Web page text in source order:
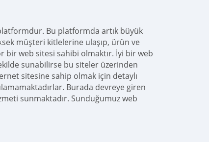
Bu platformda artık büyük
müşteri kitlelerine ulaşıp, ürün ve
web sitesi sahibi olmaktır. İyi bir web
sunabilirse bu siteler üzerinden
sitesine sahip olmak için detaylı
Burada devreye giren
sunmaktadır. Sunduğumuz web